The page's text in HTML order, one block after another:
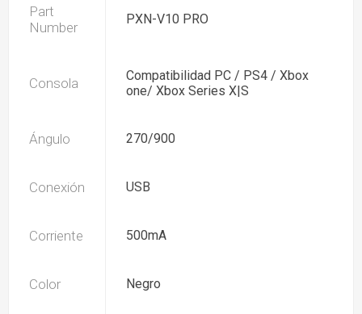
Part
Number
PXN-V10 PRO
Consola
Compatibilidad PC / PS4 / Xbox
one/ Xbox Series X|S
Ángulo 270/900
Conexión USB
Corriente 500mA
Color Negro